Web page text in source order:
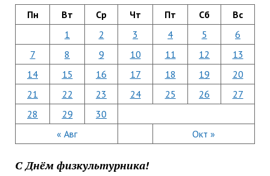
Пн Вт Ср Чт Пт Сб Вс
« Авг Окт »
1 2 3 4 5
6
7
8 9 10 11 12
13
14
15 16 17 18 19
20
21
22 23 24 25 26
27
28
29 30
С Днём физкультурника!